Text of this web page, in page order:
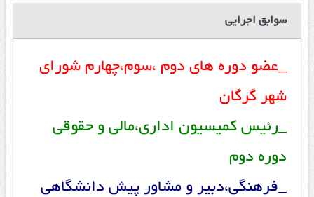
سوابق اجرایی
_عضو دوره های دوم ،سوم،چهارم شورای
شهر گرگان
_رئیس کمیسیون اداری،مالی و حقوقی
دوره دوم
_فرهنگی،دبیر و مشاور پیش دانشگاهی